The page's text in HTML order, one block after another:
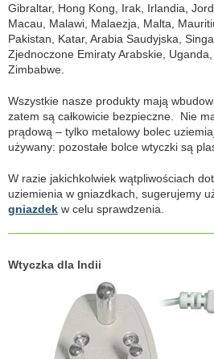
Gibraltar, Hong Kong, Irak, Irlandia,
Macau, Malawi, Malaezja, Malta,
Pakistan, Katar, Arabia Saudyjska,
Zjednoczone Emiraty Arabskie,
Zimbabwe.
Wszystkie nasze produkty mają
zatem są całkowicie bezpieczne. Nie
prądową – tylko metalowy bolec
używany: pozostałe bolce wtyczki są
W razie jakichkolwiek wątpliwościach
uziemienia w gniazdkach, sugerujemy
gniazdek w celu sprawdzenia.
Wtyczka dla Indii